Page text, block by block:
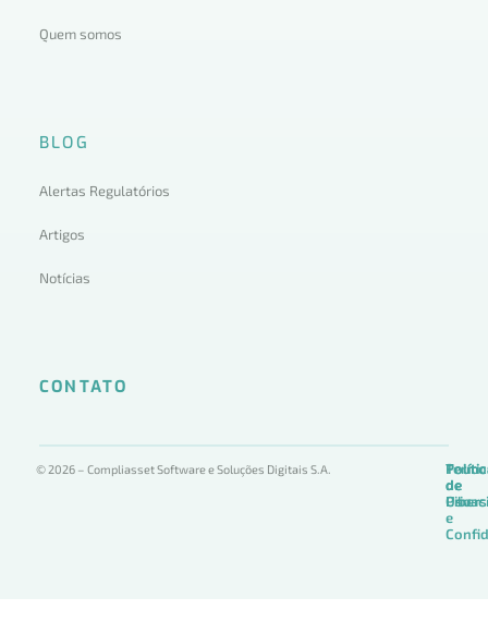
Quem somos
BLOG
Alertas Regulatórios
Artigos
Notícias
CONTATO
© 2026 – Compliasset Software e Soluções Digitais S.A.
de
Uso
de
de
e